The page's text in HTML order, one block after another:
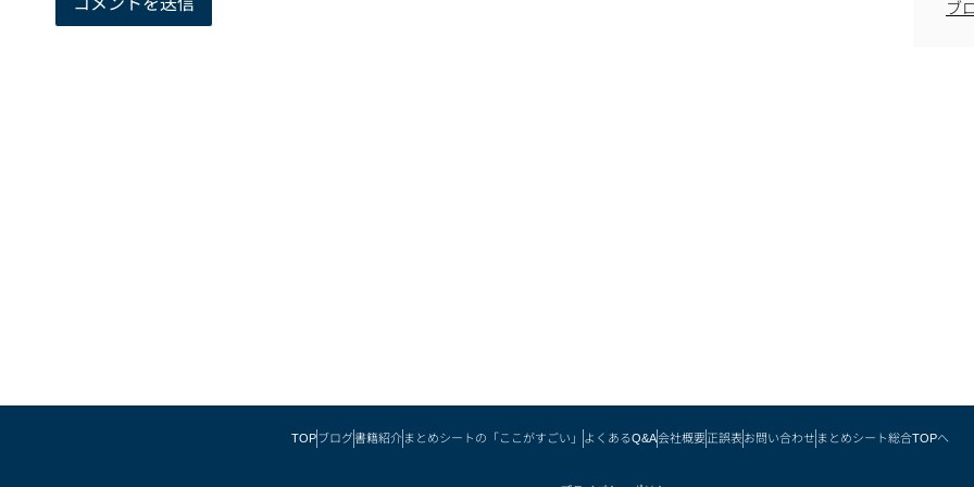
ブ
TOP ブログ書籍紹介 まとめシートの「ここがすごい」 よくあるQ&A会社概要 正誤表 お問い合わせ まとめシート総合TOPへ